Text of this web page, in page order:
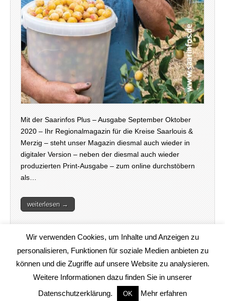
Mit der Saarinfos Plus – Ausgabe September Oktober
2020 – Ihr Regionalmagazin für die Kreise Saarlouis &
Merzig – steht unser Magazin diesmal auch wieder in
digitaler Version – neben der diesmal auch wieder
produzierten Print-Ausgabe – zum online durchstöbern
als…
weiterlesen →
www.saarinfos.de. All Rights Reserved.
The Magazine Basic Theme by
bavotasan.com.
Wir verwenden Cookies, um Inhalte und Anzeigen zu
personalisieren, Funktionen für soziale Medien anbieten zu
können und die Zugriffe auf unsere Website zu analysieren.
Weitere Informationen dazu finden Sie in unserer
Datenschutzerklärung.
OK Mehr erfahren